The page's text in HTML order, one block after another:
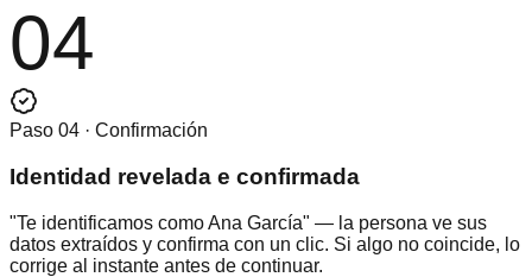
04
Paso 04 · Confirmación
Identidad revelada e confirmada
"Te identificamos como Ana García" — la persona ve sus
datos extraídos y confirma con un clic. Si algo no coincide, lo
corrige al instante antes de continuar.